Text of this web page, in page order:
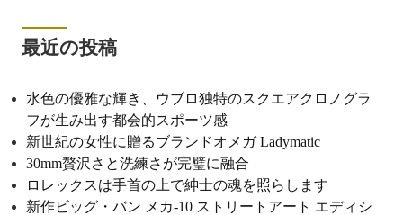
最近の投稿
水色の優雅な輝き、ウブロ独特のスクエアクロノグラ
フが生み出す都会的スポーツ感
新世紀の女性に贈るブランドオメガ Ladymatic
30mm贅沢さと洗練さが完璧に融合
ロレックスは手首の上で紳士の魂を照らします
新作ビッグ・バン メカ-10 ストリートアート エディシ